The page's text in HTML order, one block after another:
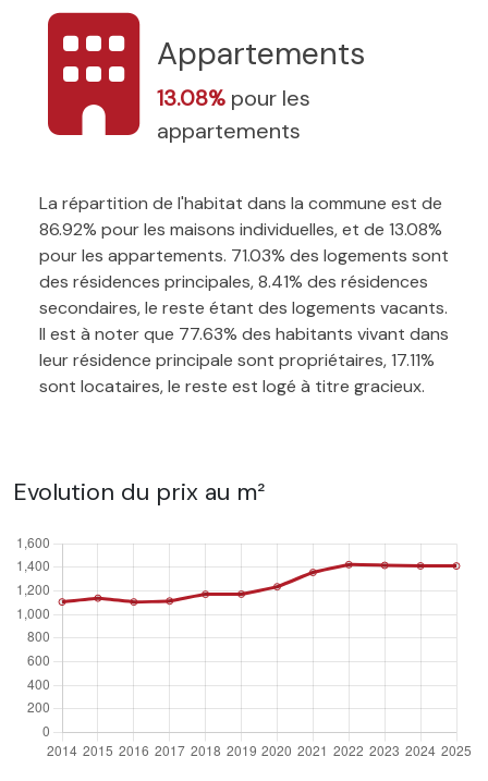
Appartements
13.08% pour les
appartements
La répartition de l'habitat dans la commune est de
86.92% pour les maisons individuelles, et de 13.08%
pour les appartements. 71.03% des logements sont
des résidences principales, 8.41% des résidences
secondaires, le reste étant des logements vacants.
Il est à noter que 77.63% des habitants vivant dans
leur résidence principale sont propriétaires, 17.11%
sont locataires, le reste est logé à titre gracieux.
Evolution du prix au m²